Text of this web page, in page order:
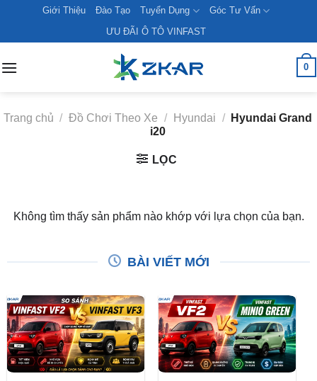
content
Giới Thiệu Đào Tạo Tuyển Dụng
Góc Tư Vấn
ƯU ĐÃI Ô TÔ VINFAST
0
Trang chủ / Đồ Chơi Theo Xe / Hyundai /
Hyundai Grand
i20
LỌC
Không tìm thấy sản phẩm nào khớp với lựa chọn của bạn.
BÀI VIẾT MỚI